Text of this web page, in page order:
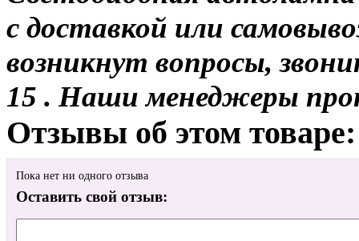
с доставкой или
возникнут вопросы,
15 . Наши менеджеры
Отзывы об этом товаре:
Пока нет ни одного отзыва
Оставить свой отзыв: